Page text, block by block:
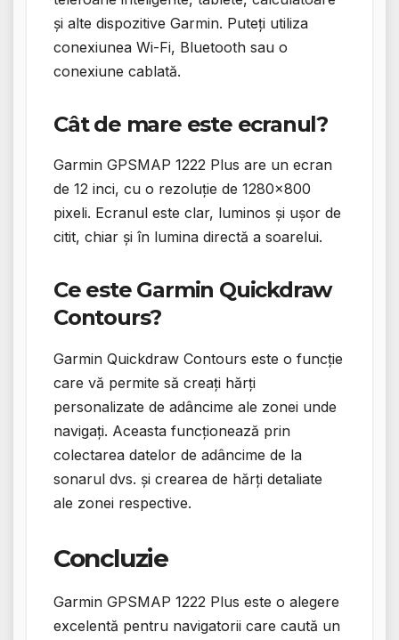
și alte dispozitive Garmin. Puteți utiliza
conexiunea Wi-Fi, Bluetooth sau o
conexiune cablată.
Cât de mare este ecranul?
Garmin GPSMAP 1222 Plus are un ecran
de 12 inci, cu o rezoluție de 1280×800
pixeli. Ecranul este clar, luminos și ușor de
citit, chiar și în lumina directă a soarelui.
Ce este Garmin Quickdraw
Contours?
Garmin Quickdraw Contours este o funcție
care vă permite să creați hărți
personalizate de adâncime ale zonei unde
navigați. Aceasta funcționează prin
colectarea datelor de adâncime de la
sonarul dvs. și crearea de hărți detaliate
ale zonei respective.
Concluzie
Garmin GPSMAP 1222 Plus este o alegere
excelentă pentru navigatorii care caută un